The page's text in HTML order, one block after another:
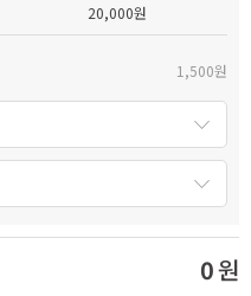
20,000원
1,500원
0원